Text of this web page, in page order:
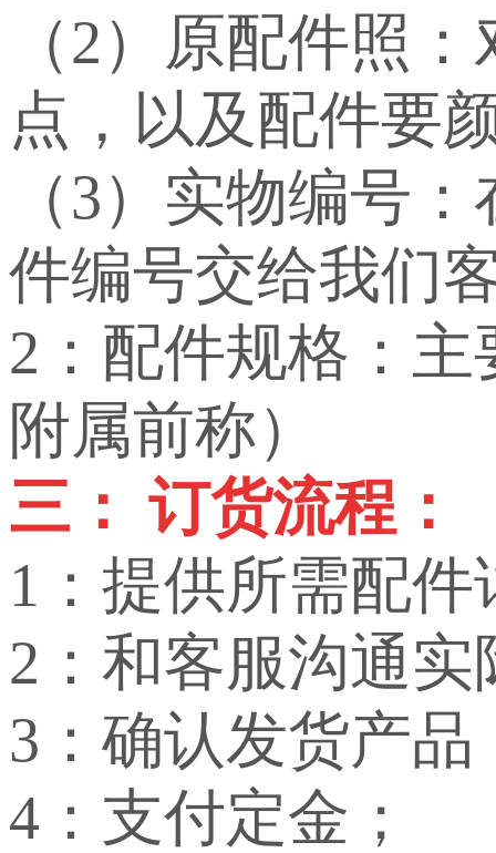
（2）原配件照
点，以及配件要
（3）实物编号
件编号交给我们
2：配件规格：
附属前称）
三： 订货流程：
1：提供所需配
2：和客服沟通实
3：确认发货产品
4：支付定金；